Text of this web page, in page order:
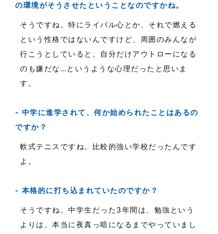
の環境がそうさせたということなのですかね。
そうですね。特にライバル心とか、それで燃える
という性格ではないんですけど、周囲のみんなが
行こうとしていると、自分だけアウトローになる
のも嫌だな…というような心理だったと思いま
す。
中学に進学されて、何か始められたことはあるの
ですか？
軟式テニスですね。比較的強い学校だったんです
よ。
本格的に打ち込まれていたのですか？
そうですね。中学生だった3年間は、勉強という
よりは、本当に夜真っ暗になるまでやっていまし